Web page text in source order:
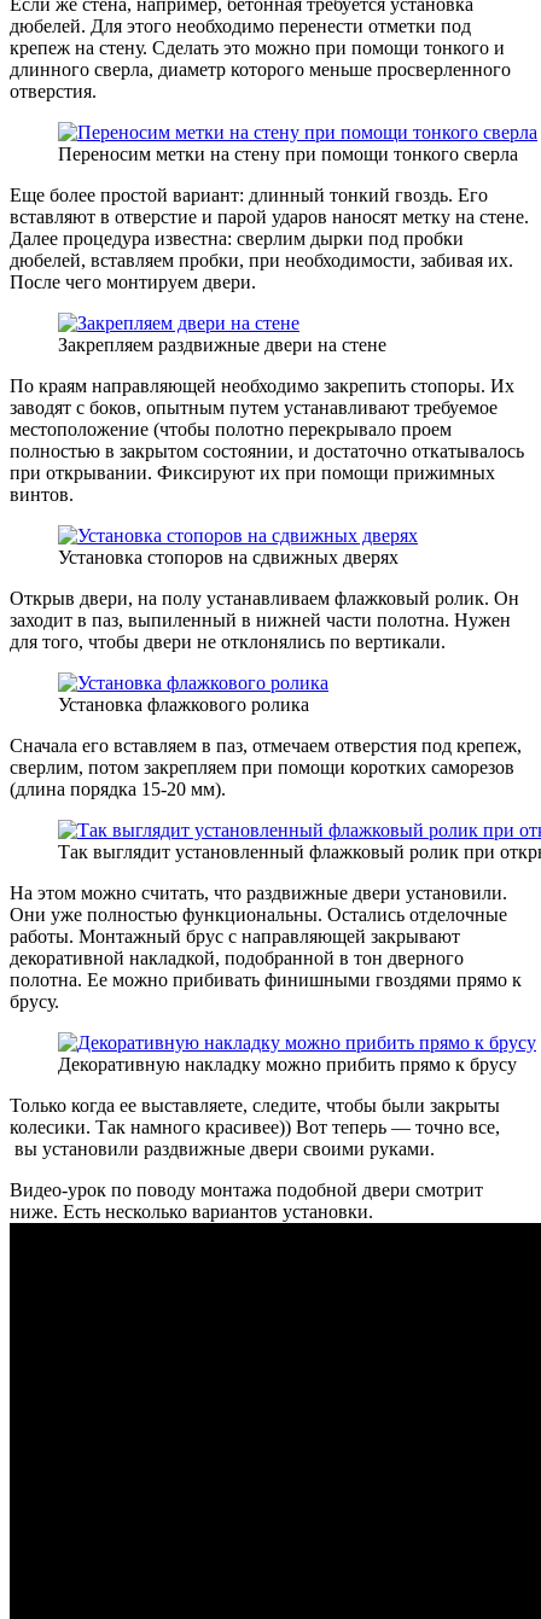
дюбелей. Для этого необходимо перенести отметки под
крепеж на стену. Сделать это можно при помощи тонкого и
длинного сверла, диаметр которого меньше просверленного
отверстия.
Переносим метки на стену при помощи тонкого сверла
Еще более простой вариант: длинный тонкий гвоздь. Его
вставляют в отверстие и парой ударов наносят метку на стене.
Далее процедура известна: сверлим дырки под пробки
дюбелей, вставляем пробки, при необходимости, забивая их.
После чего монтируем двери.
Закрепляем раздвижные двери на стене
По краям направляющей необходимо закрепить стопоры. Их
заводят с боков, опытным путем устанавливают требуемое
местоположение (чтобы полотно перекрывало проем
полностью в закрытом состоянии, и достаточно откатывалось
при открывании. Фиксируют их при помощи прижимных
винтов.
Установка стопоров на сдвижных дверях
Открыв двери, на полу устанавливаем флажковый ролик. Он
заходит в паз, выпиленный в нижней части полотна. Нужен
для того, чтобы двери не отклонялись по вертикали.
Установка флажкового ролика
Сначала его вставляем в паз, отмечаем отверстия под крепеж,
сверлим, потом закрепляем при помощи коротких саморезов
(длина порядка 15-20 мм).
Так выглядит установленный флажковый ролик при
На этом можно считать, что раздвижные двери установили.
Они уже полностью функциональны. Остались отделочные
работы. Монтажный брус с направляющей закрывают
декоративной накладкой, подобранной в тон дверного
полотна. Ее можно прибивать финишными гвоздями прямо к
брусу.
Декоративную накладку можно прибить прямо к брусу
Только когда ее выставляете, следите, чтобы были закрыты
колесики. Так намного красивее)) Вот теперь — точно все,
вы установили раздвижные двери своими руками.
Видео-урок по поводу монтажа подобной двери смотрит
ниже. Есть несколько вариантов установки.